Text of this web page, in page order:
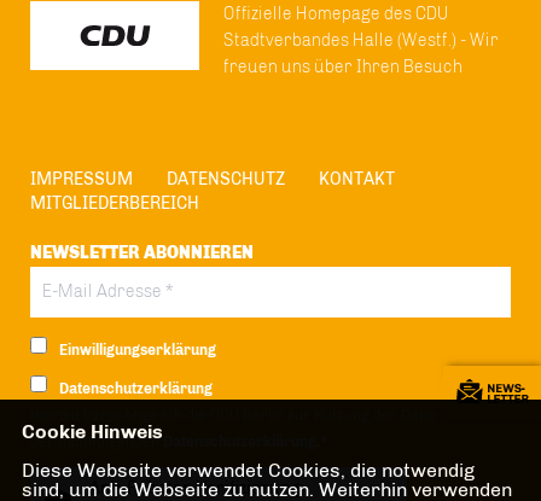
Offizielle Homepage des CDU
Stadtverbandes Halle (Westf.) - Wir
freuen uns über Ihren Besuch
IMPRESSUM DATENSCHUTZ
KONTAKT
MITGLIEDERBEREICH
NEWSLETTER ABONNIEREN
Einwilligungserklärung
Datenschutzerklärung
der nachfolgenden
Anti-Roboter-Verifizierung
Cookie Hinweis
Diese Webseite verwendet Cookies, die notwendig
sind, um die Webseite zu nutzen. Weiterhin verwenden